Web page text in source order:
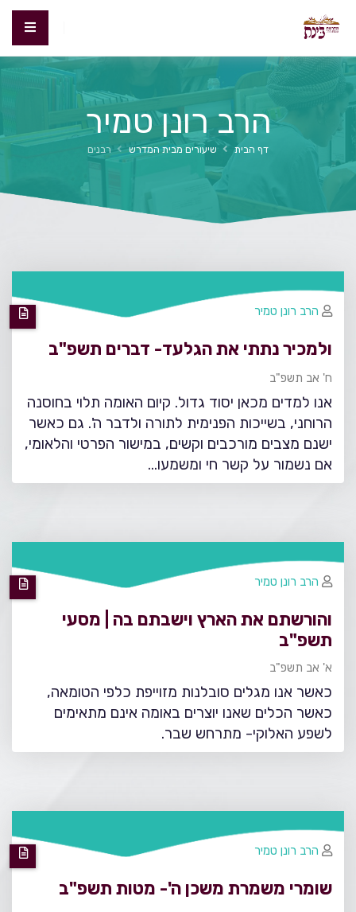
הרב רונן טמיר
דף הבית שיעורים מבית המדרש רבנים
ולמכיר נתתי את הגלעד- דברים תשפ"ב
ח' אב תשפ"ב
אנו למדים מכאן יסוד גדול. קיום האומה תלוי בחוסנה
הרוחני, בשייכות הפנימית לתורה ולדבר ה'. גם כאשר
ישנם מצבים מורכבים וקשים, במישור הפרטי והלאומי,
אם נשמור על קשר חי ומשמעו…
הרב רונן טמיר
והורשתם את הארץ וישבתם בה | מסעי
תשפ"ב
א' אב תשפ"ב
כאשר אנו מגלים סובלנות מזוייפת כלפי הטומאה,
כאשר הכלים שאנו יוצרים באומה אינם מתאימים
לשפע האלוקי- מתרחש שבר.
הרב רונן טמיר
שומרי משמרת משכן ה'- מטות תשפ"ב
הרב רונן טמיר